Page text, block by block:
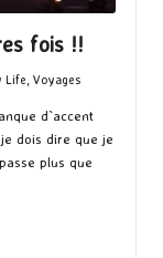
fois !!
Life Voyages
d`accent
dois dire que je
plus que